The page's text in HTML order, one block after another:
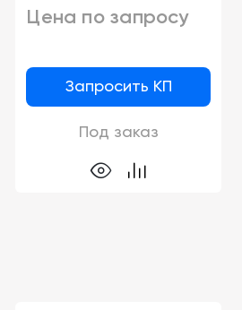
Цена по запросу
Запросить КП
Под заказ